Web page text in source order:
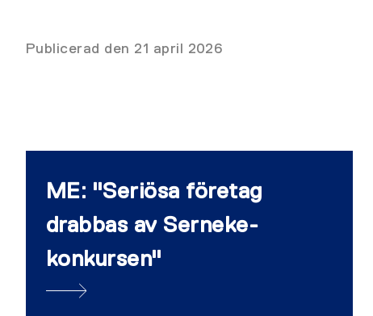
Publicerad den 21 april 2026
ME: "Seriösa företag
drabbas av Serneke-
konkursen"